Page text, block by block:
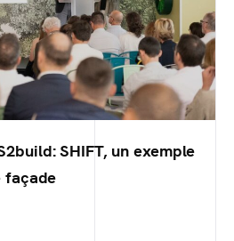
SHIFT, un exemple